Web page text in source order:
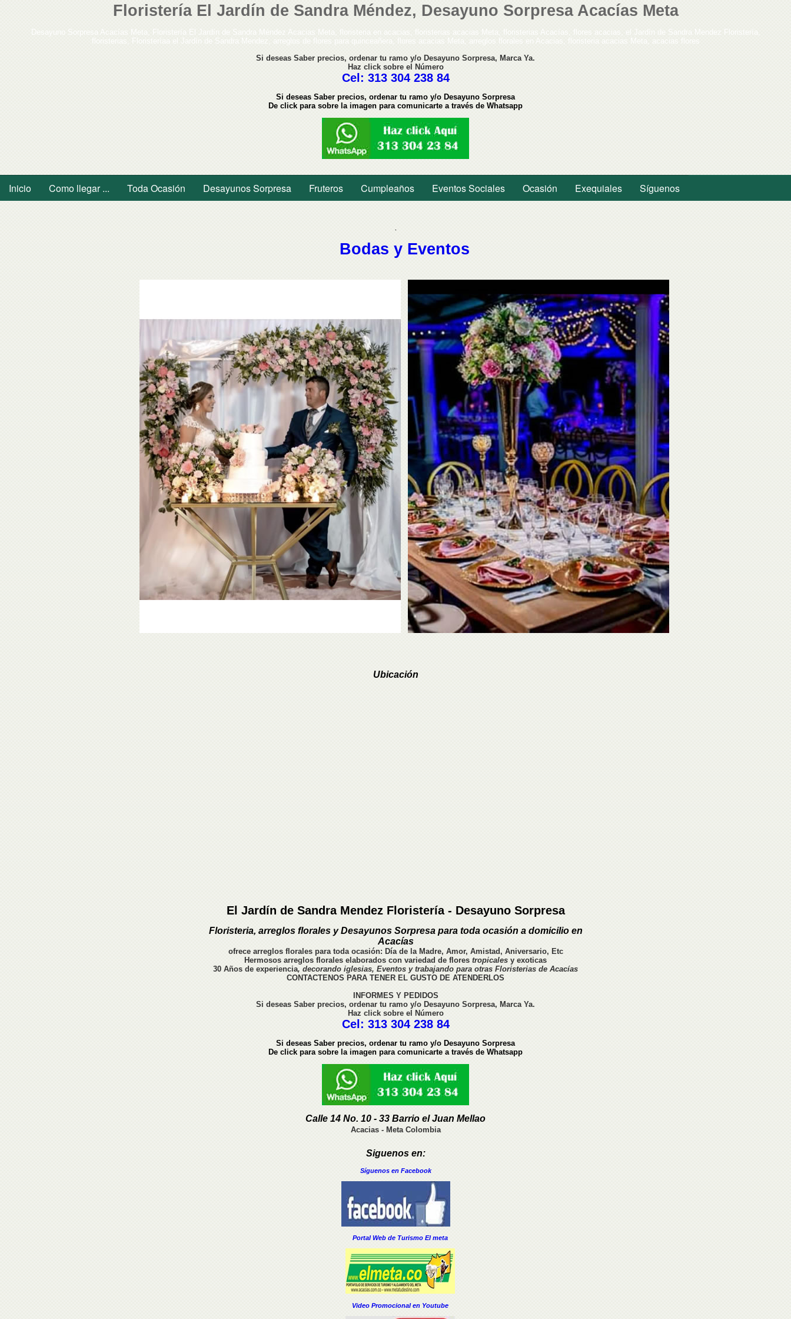
Floristería El Jardín de Sandra Méndez, Desayuno Sorpresa Acacías Meta
Desayuno Sorpresa Acacías Meta, Floristería El Jardín de Sandra Méndez Acacias Meta, floristeria en acacias, floristerias acacias Meta, floristerias Acacías, flores acacias, el Jardín de Sandra Mendez Floristería,
floristerias, Floristeríaa el Jardín de Sandra Mendez, arreglos de flores para quinceañera, flores acacias Meta, arreglos florales en Acacias, floristeria acacias Meta, acacias flores
Si deseas Saber precios, ordenar tu ramo y/o Desayuno Sorpresa, Marca Ya.
Haz click sobre el Número
Cel: 313 304 238 84
Si deseas Saber precios, ordenar tu ramo y/o Desayuno Sorpresa
De click para sobre la imagen para comunicarte a través de Whatsapp
Inicio Como llegar ... Toda Ocasión Desayunos Sorpresa Fruteros Cumpleaños Eventos Sociales Ocasión Exequiales Síguenos
.
Bodas y Eventos
Ubicación
El Jardín de Sandra Mendez Floristería - Desayuno Sorpresa
Floristeria, arreglos florales y Desayunos Sorpresa para toda ocasión a domicilio en
Acacías
ofrece arreglos florales para toda ocasión: Día de la Madre, Amor, Amistad, Aniversario, Etc
Hermosos arreglos florales elaborados con variedad de flores tropicales y exoticas
30 Años de experiencia, decorando iglesias, Eventos y trabajando para otras Floristerias de Acacías
CONTACTENOS PARA TENER EL GUSTO DE ATENDERLOS
INFORMES Y PEDIDOS
Si deseas Saber precios, ordenar tu ramo y/o Desayuno Sorpresa, Marca Ya.
Haz click sobre el Número
Cel: 313 304 238 84
Si deseas Saber precios, ordenar tu ramo y/o Desayuno Sorpresa
De click para sobre la imagen para comunicarte a través de Whatsapp
Calle 14 No. 10 - 33 Barrio el Juan Mellao
Acacias - Meta Colombia
Siguenos en:
Síguenos en Facebook
Portal Web de Turismo El meta
Video Promocional en Youtube